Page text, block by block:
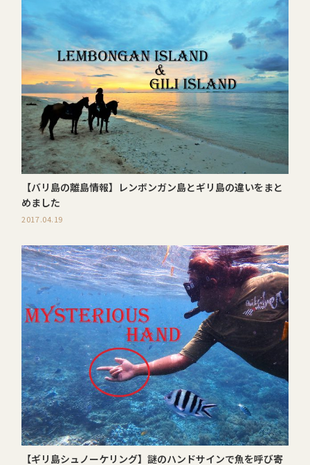
【バリ島の離島情報】レンボンガン島とギリ島の違いをまと
めました
2017.04.19
【ギリ島シュノーケリング】謎のハンドサインで魚を呼び寄